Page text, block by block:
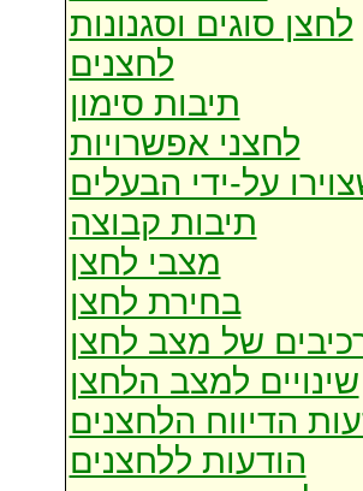
לחצן סוגים וסגנונות
לחצנים
תיבות סימון
לחצני אפשרויות
על-ידי הבעלים
תיבות קבוצה
מצבי לחצן
בחירת לחצן
של מצב לחצן
שינויים למצב הלחצן
הדיווח הלחצנים
הודעות ללחצנים